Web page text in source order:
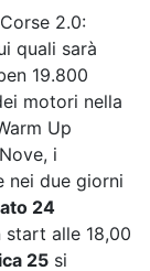
2.0:
quali sarà
19.800
motori nella
Up
i
nei due giorni
24
alle 18,00
25 si